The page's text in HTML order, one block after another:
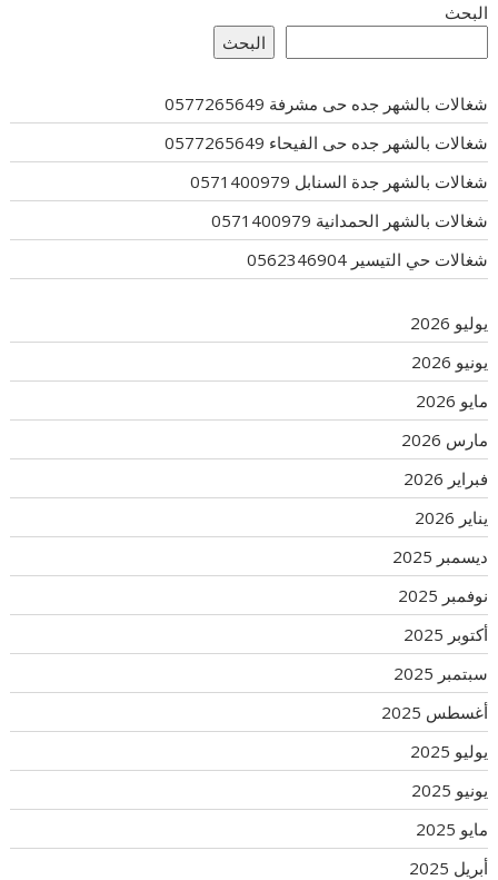
البحث
البحث
شغالات بالشهر جده حى مشرفة 0577265649
شغالات بالشهر جده حى الفيحاء 0577265649
شغالات بالشهر جدة السنابل 0571400979
شغالات بالشهر الحمدانية 0571400979
شغالات حي التيسير 0562346904
يوليو 2026
يونيو 2026
مايو 2026
مارس 2026
فبراير 2026
يناير 2026
ديسمبر 2025
نوفمبر 2025
أكتوبر 2025
سبتمبر 2025
أغسطس 2025
يوليو 2025
يونيو 2025
مايو 2025
أبريل 2025